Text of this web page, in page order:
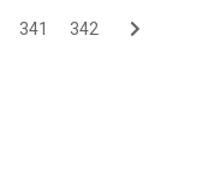
341 342